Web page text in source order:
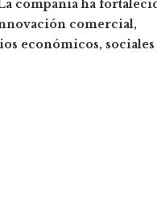
compañía ha
comercial,
económicos, sociales